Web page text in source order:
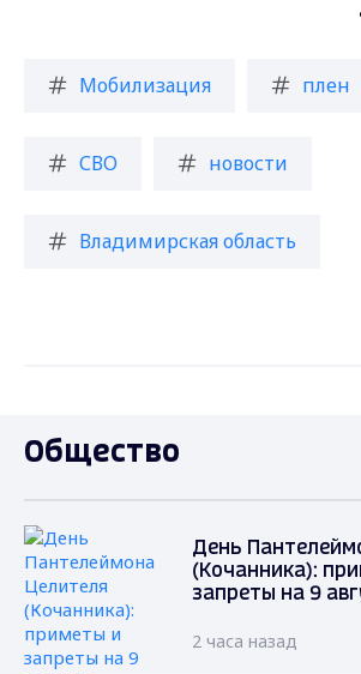
Мобилизация плен
СВО новости
Владимирская область
Общество
День
(Кочанника):
запреты на 9
2 часа назад